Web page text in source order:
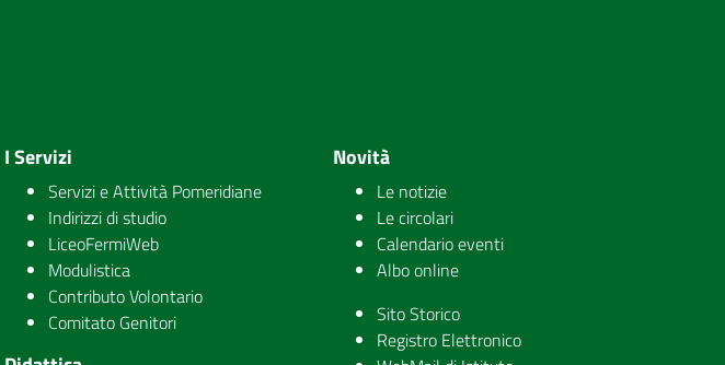
I Servizi
Servizi e Attività Pomeridiane
Indirizzi di studio
LiceoFermiWeb
Modulistica
Contributo Volontario
Comitato Genitori
Novità
Le notizie
Le circolari
Calendario eventi
Albo online
Sito Storico
Registro Elettronico